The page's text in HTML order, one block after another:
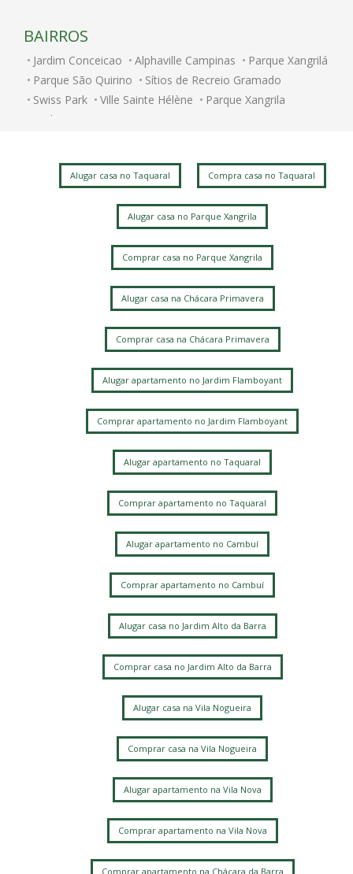
BAIRROS
Jardim Conceicao Alphaville Campinas
Parque Xangrilá
Parque São Quirino
Sítios de Recreio Gramado
Swiss Park
Ville Sainte Hélène
Parque Xangrila
Jardim Bom Retiro
Alugar casa no Taquaral Compra casa no Taquaral
Alugar casa no Parque Xangrila
Comprar casa no Parque Xangrila
Alugar casa na Chácara Primavera
Comprar casa na Chácara Primavera
Alugar apartamento no Jardim Flamboyant
Comprar apartamento no Jardim Flamboyant
Alugar apartamento no Taquaral
Comprar apartamento no Taquaral
Alugar apartamento no Cambuí
Comprar apartamento no Cambuí
Alugar casa no Jardim Alto da Barra
Comprar casa no Jardim Alto da Barra
Alugar casa na Vila Nogueira
Comprar casa na Vila Nogueira
Alugar apartamento na Vila Nova
Comprar apartamento na Vila Nova
Comprar apartamento na Chácara da Barra